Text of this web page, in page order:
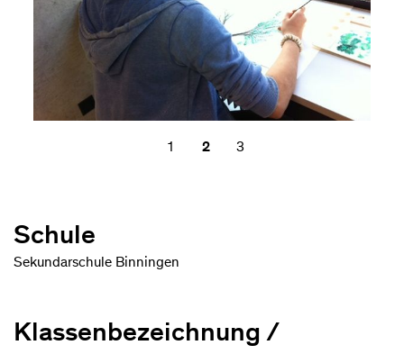
1 2 3
Schule
Sekundarschule Binningen
Klassenbezeichnung /